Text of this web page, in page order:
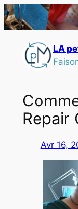
LA
Repair
Avr 16,